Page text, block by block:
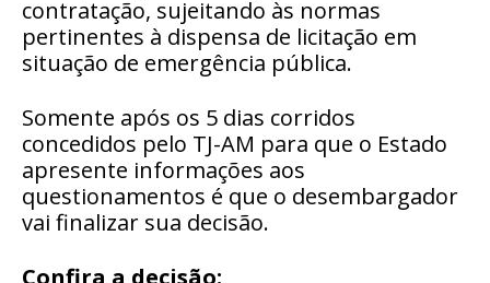
contratação, sujeitando às normas
pertinentes à dispensa de licitação em
situação de emergência pública.
Somente após os 5 dias corridos
concedidos pelo TJ-AM para que o Estado
apresente informações aos
questionamentos é que o desembargador
vai finalizar sua decisão.
Confira a decisão: